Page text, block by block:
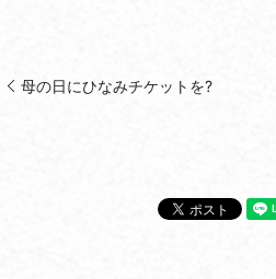
母の日にひなみチケットを?